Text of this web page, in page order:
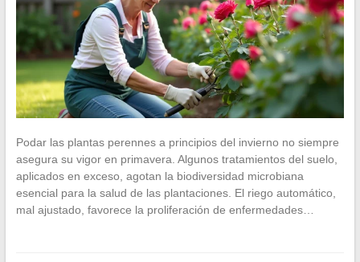
Podar las plantas perennes a principios del invierno no siempre
asegura su vigor en primavera. Algunos tratamientos del suelo,
aplicados en exceso, agotan la biodiversidad microbiana
esencial para la salud de las plantaciones. El riego automático,
mal ajustado, favorece la proliferación de enfermedades…